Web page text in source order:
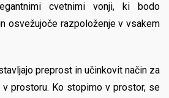
cvetnimi vonji, ki bodo
osvežujoče razpoloženje v vsakem
preprost in učinkovit način za
v prostoru. Ko stopimo v prostor, se